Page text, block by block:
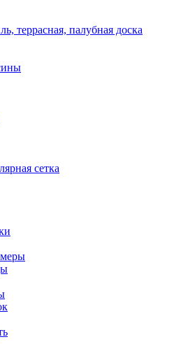
террасная, палубная доска
сетка